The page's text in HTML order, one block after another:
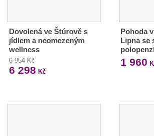
Dovolená ve Štúrově s
jídlem a neomezeným
wellness
6 954 Kč
6 298 Kč
Pohoda
Lipna se
1 960